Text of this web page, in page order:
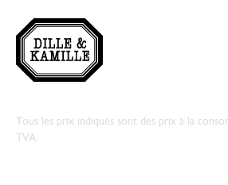
Tous les prix indiqués sont des prix à la
TVA.